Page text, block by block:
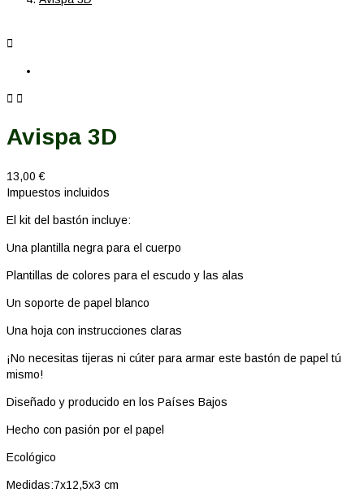

 
Avispa 3D
13,00 €
Impuestos incluidos
El kit del bastón incluye:
Una plantilla negra para el cuerpo
Plantillas de colores para el escudo y las alas
Un soporte de papel blanco
Una hoja con instrucciones claras
¡No necesitas tijeras ni cúter para armar este bastón de papel tú
mismo!
Diseñado y producido en los Países Bajos
Hecho con pasión por el papel
Ecológico
Medidas:7x12,5x3 cm